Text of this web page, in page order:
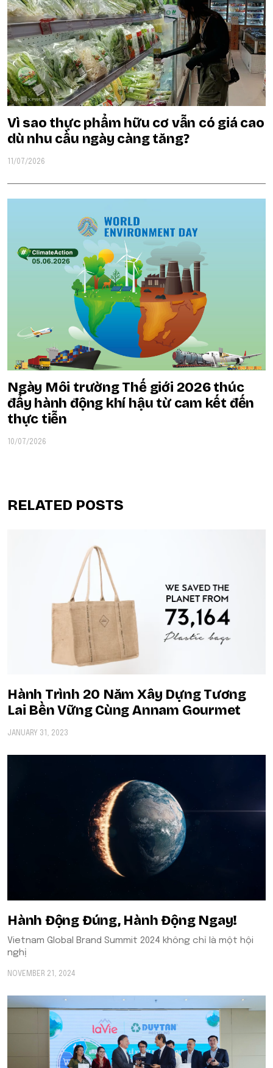
Vì sao thực phẩm hữu cơ vẫn có giá cao
dù nhu cầu ngày càng tăng?
11/07/2026
Ngày Môi trường Thế giới 2026 thúc
đẩy hành động khí hậu từ cam kết đến
thực tiễn
10/07/2026
RELATED POSTS
Hành Trình 20 Năm Xây Dựng Tương
Lai Bền Vững Cùng Annam Gourmet
JANUARY 31, 2023
Hành Động Đúng, Hành Động Ngay!
Vietnam Global Brand Summit 2024 không chỉ là một hội
nghị
NOVEMBER 21, 2024